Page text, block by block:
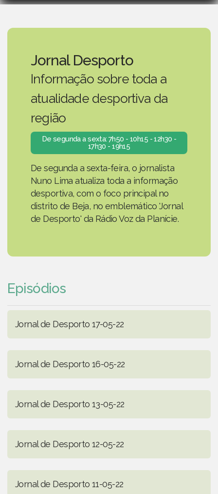
Jornal Desporto
Informação sobre toda a
atualidade desportiva da
região
De segunda a sexta: 7h50 - 10h15 - 12h30 -
17h30 - 19h15
De segunda a sexta-feira, o jornalista
Nuno Lima atualiza toda a informação
desportiva, com o foco principal no
distrito de Beja, no emblemático 'Jornal
de Desporto' da Rádio Voz da Planície.
Episódios
Jornal de Desporto 17-05-22
Jornal de Desporto 16-05-22
Jornal de Desporto 13-05-22
Jornal de Desporto 12-05-22
Jornal de Desporto 11-05-22